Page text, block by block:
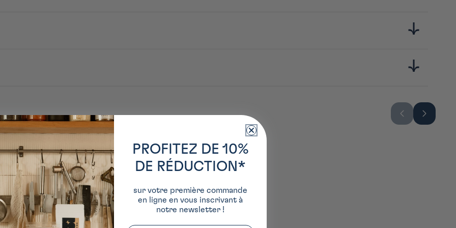
PROFITEZ DE 10%
DE RÉDUCTION*
sur votre première commande
en ligne en vous inscrivant à
notre newsletter !